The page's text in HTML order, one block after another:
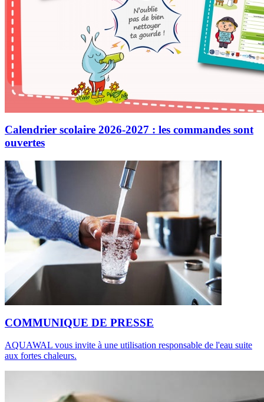
Calendrier scolaire 2026-2027 : les commandes sont
ouvertes
COMMUNIQUE DE PRESSE
AQUAWAL vous invite à une utilisation responsable de l'eau suite
aux fortes chaleurs.